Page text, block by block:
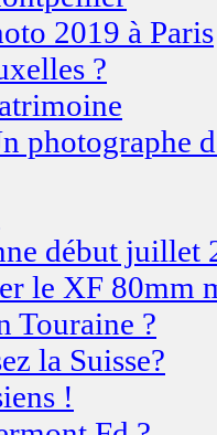
2019 à Paris
?
photographe
début juillet
le XF 80mm
Touraine ?
la Suisse?
!